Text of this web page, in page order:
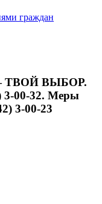
граждан
ВЫБОР.
3-00-32. Меры
3-00-23